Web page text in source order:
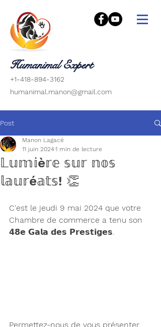
Humanimal Expert
+1-418-894-3162
humanimal.manon@gmail.com
Post
𝕃𝕦𝕞𝕚è𝕣𝕖 𝕤𝕦𝕣 𝕟𝕠𝕤
𝕝𝕒𝕦𝕣é𝕒𝕥𝕤! 👏
Manon Lagacé
11 juin 20241 min de lecture
C'est le jeudi 9 mai 2024 que votre
Chambre de commerce a tenu son
𝟰𝟴𝗲 𝗚𝗮𝗹𝗮 𝗱𝗲𝘀 𝗣𝗿𝗲𝘀𝘁𝗶𝗴𝗲𝘀.
Permettez-nous de vous présenter